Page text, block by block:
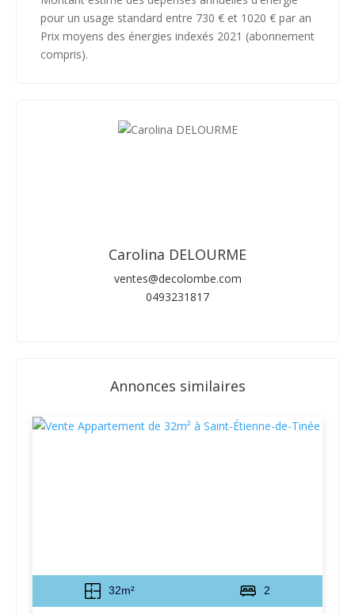
pour un usage standard entre 730 € et 1020 € par an
Prix moyens des énergies indexés 2021 (abonnement
compris).
Carolina DELOURME
ventes@decolombe.com
0493231817
Annonces similaires
32m² 2